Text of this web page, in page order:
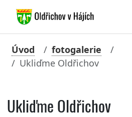
Úvod
fotogalerie
Ukliďme Oldřichov
Ukliďme Oldřichov